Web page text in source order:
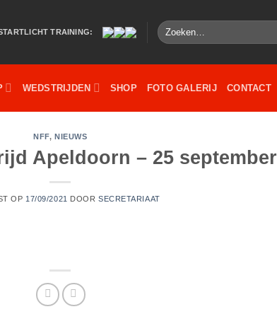
TRAINING:
Zoeken
naar:
WEDSTRIJDEN SHOP FOTO GALERIJ CONTACT
NFF, NIEUWS
Apeldoorn – 25 september
OP 17/09/2021 DOORSECRETARIAAT